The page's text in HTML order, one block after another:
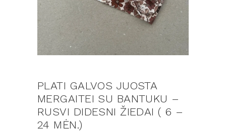
PLATI GALVOS JUOSTA
MERGAITEI SU BANTUKU –
RUSVI DIDESNI ŽIEDAI ( 6 –
24 MĖN.)